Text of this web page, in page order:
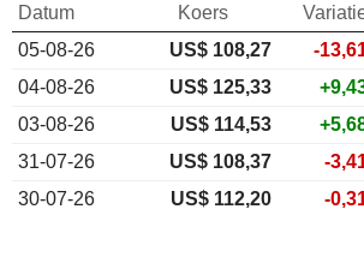
Datum Koers
05-08-26
US$ 108,27 -
04-08-26
US$ 125,33
03-08-26
US$ 114,53
31-07-26
US$ 108,37 -
30-07-26
US$ 112,20 -